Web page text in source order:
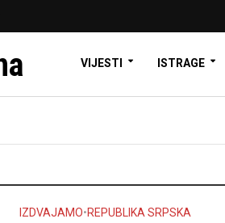
VIJESTI ISTRAGE
IZDVAJAMO• REPUBLIKA SRPSKA